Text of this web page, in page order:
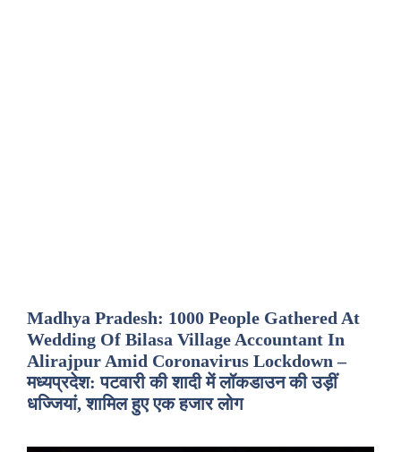
Madhya Pradesh: 1000 People Gathered At
Wedding Of Bilasa Village Accountant In
Alirajpur Amid Coronavirus Lockdown –
मध्यप्रदेश: पटवारी की शादी में लॉकडाउन की उड़ीं
धज्जियां, शामिल हुए एक हजार लोग